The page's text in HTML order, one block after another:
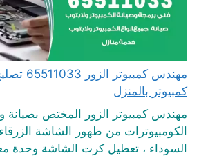
مهندس
كمبيوتر بالمنزل
مهندس كمبيوتر الزور المختص بصيانة
الكومبيوترات من ظهور الشاشة
السوداء ، تعطيل كرت الشاشة وحدة